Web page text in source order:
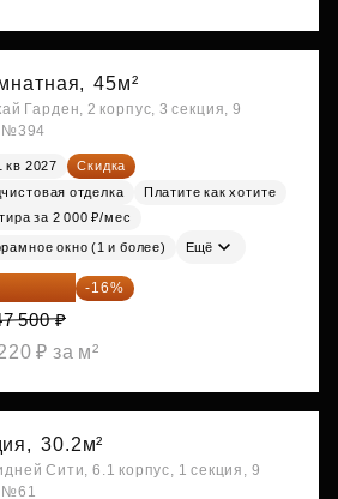
45м²
Гарден, 2 корпус, 3 секция, 9
№394
кв 2027
Скидка
отделка
Платите как хотите
за 2 000 ₽/мес
окно (1 и более) Ещё
900 ₽ -16%
500 ₽
₽ за м²
30.2м²
Сити, 6.1 корпус, 1 секция, 9
№61